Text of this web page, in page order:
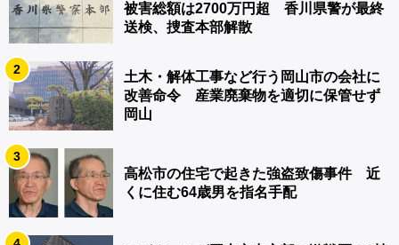
被害総額は2700万円超 香川県警が最終
送検、捜査本部解散
2
土木・解体工事など行う岡山市の会社に
改善命令 産業廃棄物を適切に保管せず
岡山
3
高松市の住宅で起きた強盗致傷事件 近
くに住む64歳男を指名手配